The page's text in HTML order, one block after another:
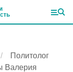
Политолог
Валерия